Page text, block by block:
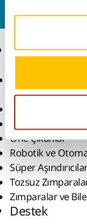
Ürünler
Malzemeler
Öne Çıkanlar
Robotik ve
Süper
Tozsuz
Zımparalar ve
Destek